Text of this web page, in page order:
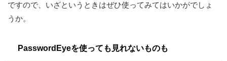
ですので、いざというときはぜひ使ってみてはいかがでしょ
うか。
PasswordEyeを使っても見れないものも